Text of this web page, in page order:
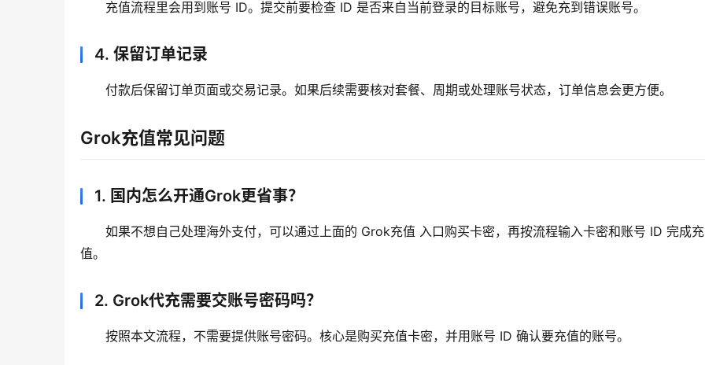
充值流程里会用到账号 ID。提交前要检查 ID 是否来自当前登录的目标账号，避免充到错误账号。
4. 保留订单记录
付款后保留订单页面或交易记录。如果后续需要核对套餐、周期或处理账号状态，订单信息会更方便。
Grok充值常见问题
1. 国内怎么开通Grok更省事？
如果不想自己处理海外支付，可以通过上面的 Grok充值 入口购买卡密，再按流程输入卡密和账号 ID 完成充
值。
2. Grok代充需要交账号密码吗？
按照本文流程，不需要提供账号密码。核心是购买充值卡密，并用账号 ID 确认要充值的账号。